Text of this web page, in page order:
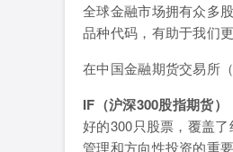
全球金融市场拥有众多
品种代码，有助于我们
在中国金融期货交易所
IF（沪深300股指期货）
好的300只股票，覆盖
管理和方向性投资的重